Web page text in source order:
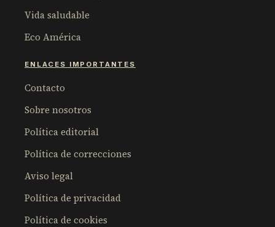
Vida saludable
Eco América
ENLACES IMPORTANTES
Contacto
Sobre nosotros
Política editorial
Política de correcciones
Aviso legal
Política de privacidad
Política de cookies